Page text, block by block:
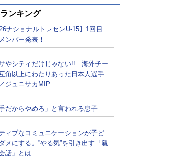
ンキング
ナショナルトレセンU-15】1回目
ンバー発表！
やシティだけじゃない!! 海外チー
角以上にわたりあった日本人選手
ジュニサカMIP
手だからやめろ」と言われる息子
ィブなコミュニケーションが子ど
メにする。”やる気”を引き出す「親
話」とは